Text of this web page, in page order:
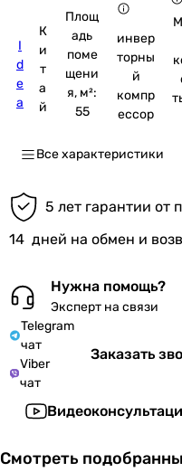
I
d
e
a
К
и
т
а
й
Площ
адь
поме
щени
я, м²:
55
инвер
торны
й
компр
ессор
Все характеристики
5 лет гарантии от
14 дней на обмен и
Нужна помощь?
Эксперт на связи
Telegram
чат
Viber
чат
Заказать
Смотреть